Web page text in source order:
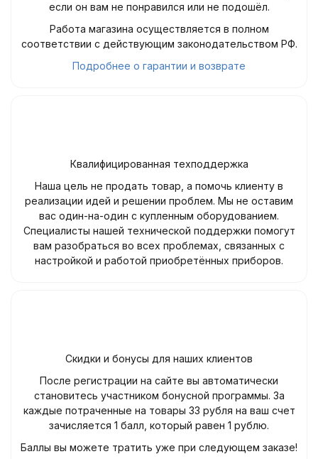
если он вам не понравился или не подошёл.
Работа магазина осуществляется в полном
соответствии с действующим законодательством РФ.
Подробнее о гарантии и возврате
Квалифицированная техподдержка
Наша цель не продать товар, а помочь клиенту в
реализации идей и решении проблем. Мы не оставим
вас один-на-один с купленным оборудованием.
Специалисты нашей технической поддержки помогут
вам разобраться во всех проблемах, связанных с
настройкой и работой приобретённых приборов.
Скидки и бонусы для наших клиентов
После регистрации на сайте вы автоматически
становитесь участником бонусной программы. За
каждые потраченные на товары 33 рубля на ваш счет
зачисляется 1 балл, который равен 1 рублю.
Баллы вы можете тратить уже при следующем заказе!